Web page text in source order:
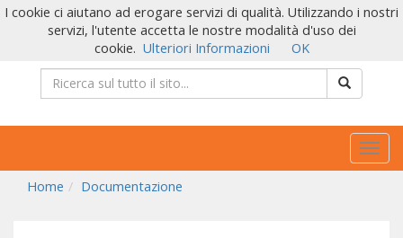
Home
Documentazione
I cookie ci aiutano ad erogare servizi di qualità. Utilizzando i nostri
servizi, l'utente accetta le nostre modalità d'uso dei
cookie. Ulteriori Informazioni OK